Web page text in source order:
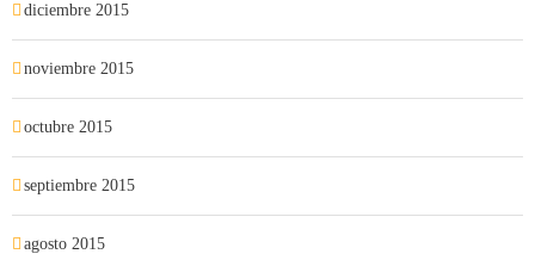
diciembre 2015
noviembre 2015
octubre 2015
septiembre 2015
agosto 2015